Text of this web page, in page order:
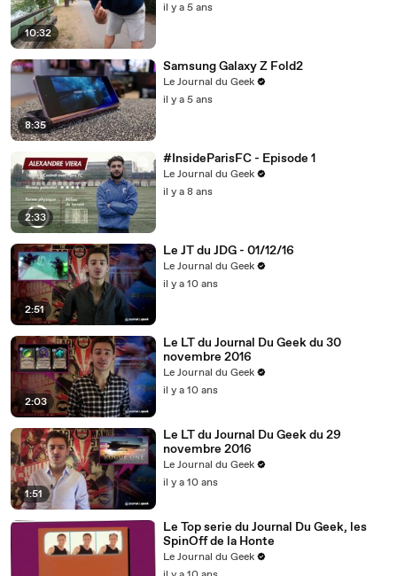
10:32
il y a 5 ans
8:35
Samsung Galaxy Z Fold2
Le Journal du Geek
il y a 5 ans
2:33
#InsideParisFC - Episode 1
Le Journal du Geek
il y a 8 ans
2:51
Le JT du JDG - 01/12/16
Le Journal du Geek
il y a 10 ans
2:03
Le LT du Journal Du Geek du 30
novembre 2016
Le Journal du Geek
il y a 10 ans
1:51
Le LT du Journal Du Geek du 29
novembre 2016
Le Journal du Geek
il y a 10 ans
Le Top serie du Journal Du Geek, les
SpinOff de la Honte
Le Journal du Geek